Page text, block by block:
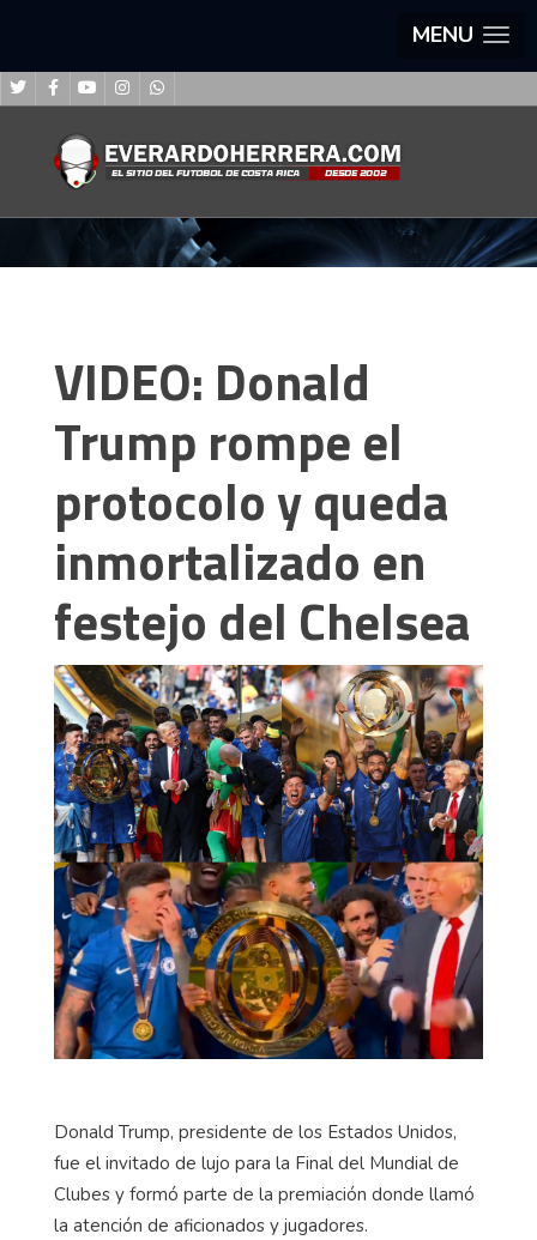
MENU
VIDEO: Donald
Trump rompe el
protocolo y queda
inmortalizado en
festejo del Chelsea
Donald Trump, presidente de los Estados Unidos,
fue el invitado de lujo para la Final del Mundial de
Clubes y formó parte de la premiación donde llamó
la atención de aficionados y jugadores.